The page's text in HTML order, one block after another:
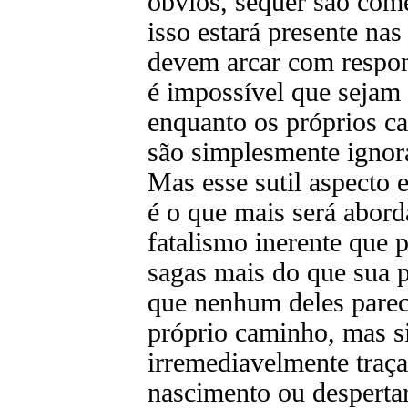
isso estará presente
devem arcar com
é impossível que
enquanto os próprios
são simplesmente
Mas esse sutil aspecto
é o que mais será
fatalismo inerente que
sagas mais do que sua
que nenhum deles
próprio caminho, mas
irremediavelmente
nascimento ou